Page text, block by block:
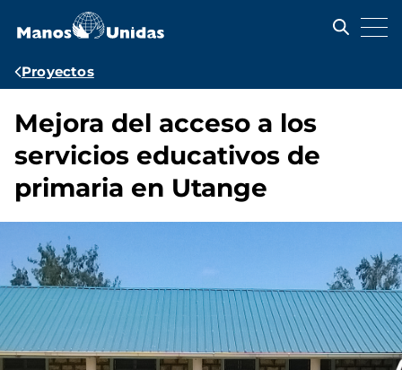
contenido
Ruta
navegación
Proyectos
Mejora del acceso a los
servicios educativos de
primaria en Utange